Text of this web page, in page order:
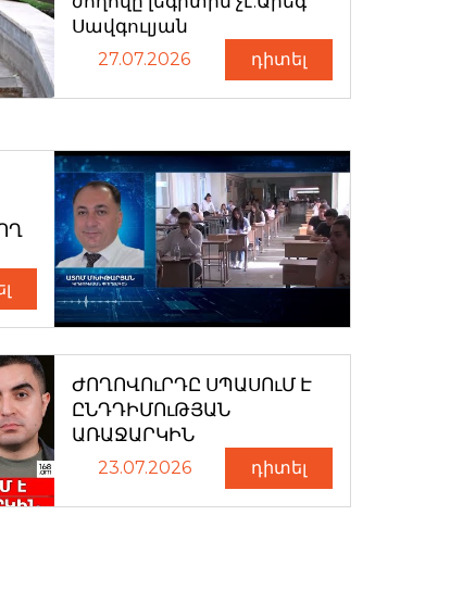
Սավգուլյան
27.07.2026 դիտել
ԺՈՂՈՎՈւՐԴԸ ՍՊԱՍՈւՄ Է
ԸՆԴԴԻՄՈւԹՅԱՆ
ԱՌԱՋԱՐԿԻՆ
23.07.2026 դիտել